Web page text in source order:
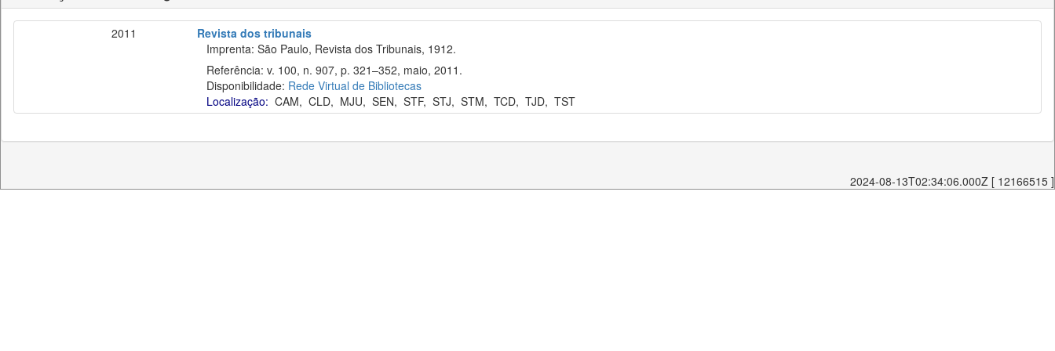
2011
Revista dos tribunais
Imprenta: São Paulo, Revista dos Tribunais, 1912.
Referência: v. 100, n. 907, p. 321–352, maio, 2011.
Disponibilidade: Rede Virtual de Bibliotecas
Localização: CAM, CLD, MJU, SEN, STF, STJ, STM, TCD, TJD, TST
2024-08-13T02:34:06.000Z [ 12166515 ]